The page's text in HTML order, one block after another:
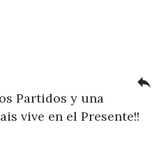
Partidos y una
vive en el Presente!!
reply